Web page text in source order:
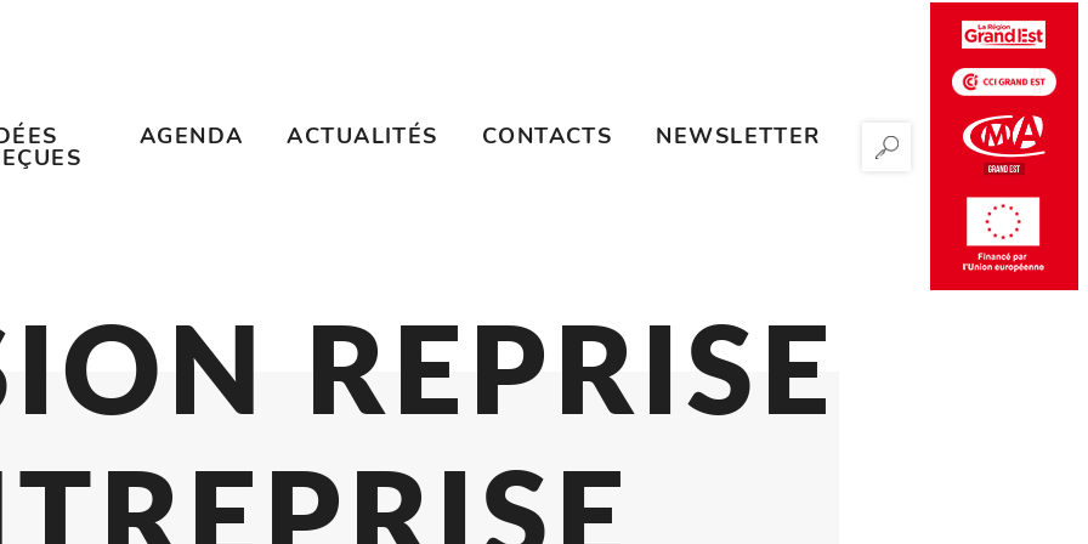
AGENDA ACTUALITÉS CONTACTS
NEWSLETTER
RECHERCHER
REPRISE